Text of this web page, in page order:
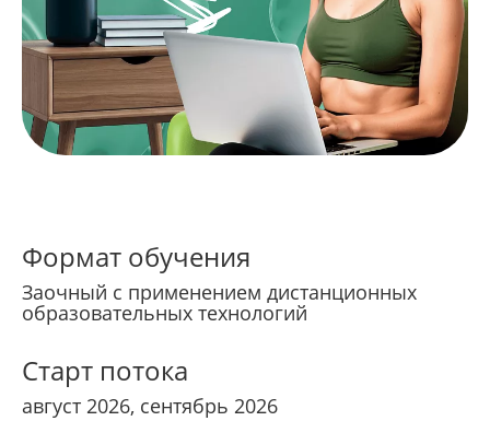
Формат обучения
Заочный с применением дистанционных
образовательных технологий
Старт потока
август 2026, сентябрь 2026